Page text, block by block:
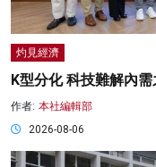
灼見經濟
K型分化 科技難解內
作者: 本社編輯部
2026-08-06